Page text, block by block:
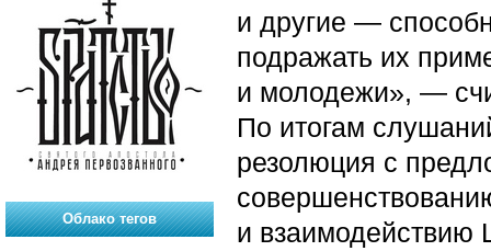
и другие —
подражать их
и молодежи», —
По итогам
резолюция с
и взаимодействию
Облако тегов